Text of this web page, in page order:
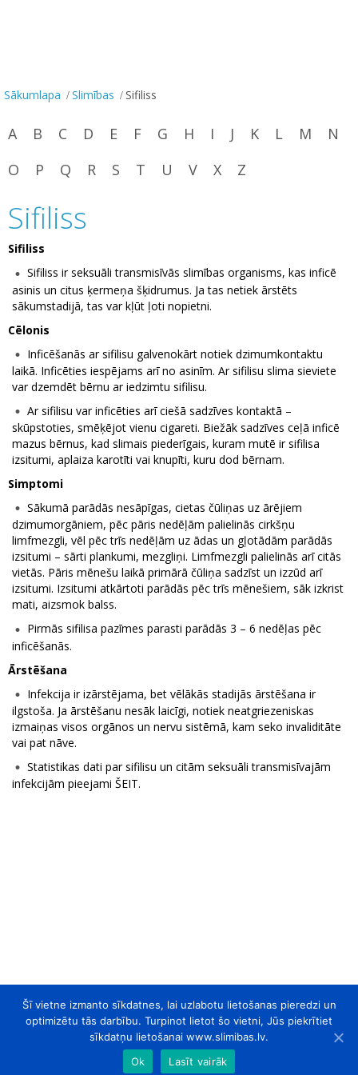
Sākumlapa Slimības Sifiliss
A B C D E F G H I J K L M
N
O
P Q R S T U V X Z
Sifiliss
Sifiliss
Sifiliss ir seksuāli transmisīvās slimības organisms, kas inficē
asinis un citus ķermeņa šķidrumus. Ja tas netiek ārstēts
sākumstadijā, tas var kļūt ļoti nopietni.
Cēlonis
Inficēšanās ar sifilisu galvenokārt notiek dzimumkontaktu
laikā. Inficēties iespējams arī no asinīm. Ar sifilisu slima sieviete
var dzemdēt bērnu ar iedzimtu sifilisu.
Ar sifilisu var inficēties arī ciešā sadzīves kontaktā –
skūpstoties, smēķējot vienu cigareti. Biežāk sadzīves ceļā inficē
mazus bērnus, kad slimais piederīgais, kuram mutē ir sifilisa
izsitumi, aplaiza karotīti vai knupīti, kuru dod bērnam.
Simptomi
Sākumā parādās nesāpīgas, cietas čūliņas uz ārējiem
dzimumorgāniem, pēc pāris nedēļām palielinās cirkšņu
limfmezgli, vēl pēc trīs nedēļām uz ādas un gļotādām parādās
izsitumi – sārti plankumi, mezgliņi. Limfmezgli palielinās arī citās
vietās. Pāris mēnešu laikā primārā čūliņa sadzīst un izzūd arī
izsitumi. Izsitumi atkārtoti parādās pēc trīs mēnešiem, sāk izkrist
mati, aizsmok balss.
Pirmās sifilisa pazīmes parasti parādās 3 – 6 nedēļas pēc
inficēšanās.
Ārstēšana
Infekcija ir izārstējama, bet vēlākās stadijās ārstēšana ir
ilgstoša. Ja ārstēšanu nesāk laicīgi, notiek neatgriezeniskas
izmaiņas visos orgānos un nervu sistēmā, kam seko invaliditāte
vai pat nāve.
Statistikas dati par sifilisu un citām seksuāli transmisīvajām
infekcijām pieejami ŠEIT.
Šī vietne izmanto sīkdatnes, lai uzlabotu lietošanas pieredzi un
optimizētu tās darbību. Turpinot lietot šo vietni, Jūs piekrītiet
sīkdatņu lietošanai www.slimibas.lv.
Ok
Lasīt vairāk